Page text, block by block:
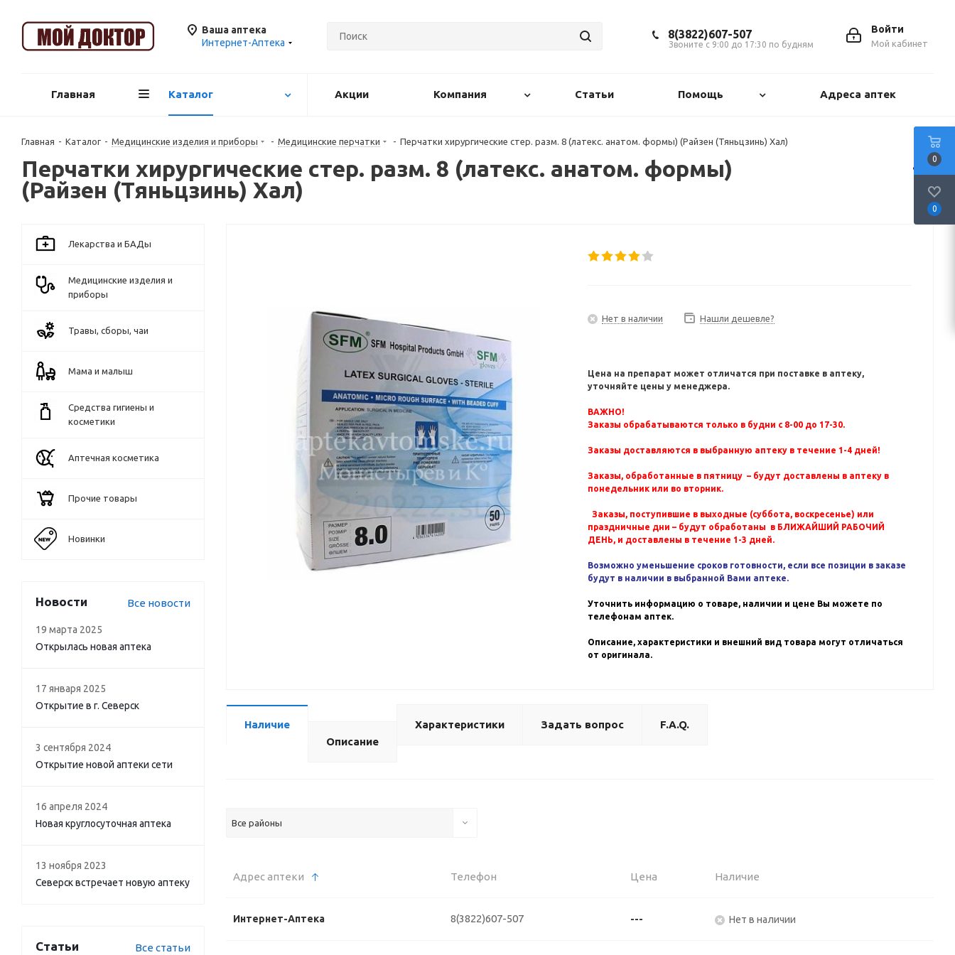
Ваша аптека
Интернет-Аптека
Войти
Мой кабинет
8(3822)607-507
Звоните с 9:00 до 17:30 по будням
Главная Каталог Акции Компания Статьи Помощь Адреса аптек
Главная - Каталог - Медицинские изделия и приборы - Медицинские перчатки - Перчатки хирургические стер. разм. 8 (латекс. анатом. формы) (Райзен (Тяньцзинь) Хал)
Перчатки хирургические стер. разм. 8 (латекс. анатом. формы)
(Райзен (Тяньцзинь) Хал)
Нет в наличии Нашли дешевле?
Цена на препарат может отличатся при поставке в аптеку,
уточняйте цены у менеджера.
ВАЖНО!
Заказы обрабатываются только в будни с 8-00 до 17-30.
Заказы доставляются в выбранную аптеку в течение 1-4 дней!
Заказы, обработанные в пятницу – будут доставлены в аптеку в
понедельник или во вторник.
Заказы, поступившие в выходные (суббота, воскресенье) или
праздничные дни – будут обработаны в БЛИЖАЙШИЙ РАБОЧИЙ
ДЕНЬ, и доставлены в течение 1-3 дней.
Возможно уменьшение сроков готовности, если все позиции в заказе
будут в наличии в выбранной Вами аптеке.
Уточнить информацию о товаре, наличии и цене Вы можете по
телефонам аптек.
Описание, характеристики и внешний вид товара могут отличаться
от оригинала.
Наличие
Описание
Характеристики Задать вопрос F.A.Q.
Все районы
Адрес аптеки Телефон Цена Наличие
Интернет-Аптека 8(3822)607-507 --- Нет в наличии
Лекарства и БАДы
Медицинские изделия и
приборы
Травы, сборы, чаи
Мама и малыш
Средства гигиены и
косметики
Аптечная косметика
Прочие товары
Новинки
Новости Все новости
19 марта 2025
Открылась новая аптека
17 января 2025
Открытие в г. Северск
3 сентября 2024
Открытие новой аптеки сети
16 апреля 2024
Новая круглосуточная аптека
13 ноября 2023
Северск встречает новую аптеку
Статьи Все статьи
0
0